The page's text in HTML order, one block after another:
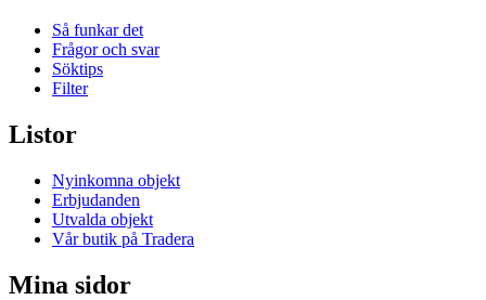
Så funkar det
Frågor och svar
Söktips
Filter
Listor
Nyinkomna objekt
Erbjudanden
Utvalda objekt
Vår butik på Tradera
Mina sidor